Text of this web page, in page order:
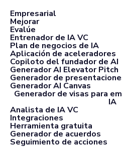
Empresarial
Mejorar
Evalúe
Entrenador de IA VC
Plan de negocios de IA
Aplicación de aceleradores
Copiloto del fundador de AI
Generador AI Elevator Pitch
Generador de
Generador AI Canvas
Generador de visas para
IA
Analista de IA VC
Integraciones
Herramienta gratuita
Generador de acuerdos
Seguimiento de acciones